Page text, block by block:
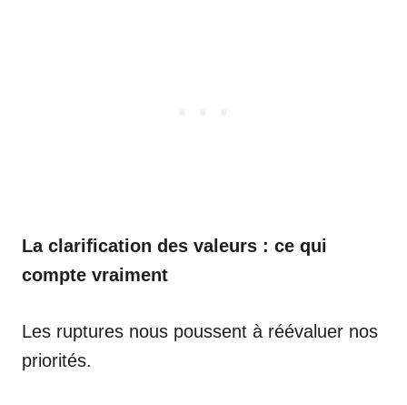
La clarification des valeurs : ce qui
compte vraiment
Les ruptures nous poussent à réévaluer nos
priorités.